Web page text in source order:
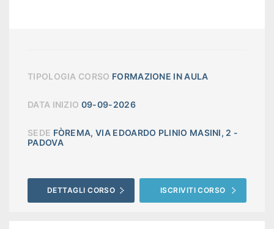
TIPOLOGIA CORSO FORMAZIONE IN AULA
DATA INIZIO 09-09-2026
SEDE FÒREMA, VIA EDOARDO PLINIO MASINI, 2 -
PADOVA
DETTAGLI CORSO ISCRIVITI CORSO